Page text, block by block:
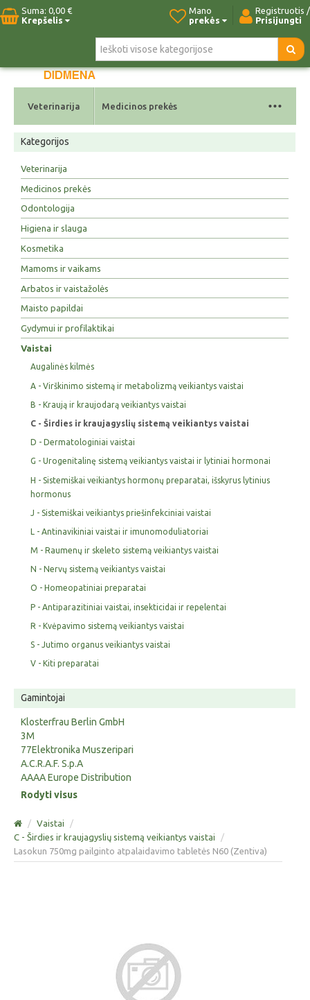
Suma: 0,00 €
Krepšelis
Registruotis /
Prisijungti
Mano
prekės
Pradžia Naujos prekės Kontaktai
Veterinarija Medicinos prekės ...
Kategorijos
Veterinarija
Medicinos prekės
Odontologija
Higiena ir slauga
Kosmetika
Mamoms ir vaikams
Arbatos ir vaistažolės
Maisto papildai
Gydymui ir profilaktikai
Vaistai
Augalinės kilmės
A - Virškinimo sistemą ir metabolizmą veikiantys vaistai
B - Kraują ir kraujodarą veikiantys vaistai
C - Širdies ir kraujagyslių sistemą veikiantys vaistai
D - Dermatologiniai vaistai
G - Urogenitalinę sistemą veikiantys vaistai ir lytiniai hormonai
H - Sistemiškai veikiantys hormonų preparatai, išskyrus lytinius
hormonus
J - Sistemiškai veikiantys priešinfekciniai vaistai
L - Antinavikiniai vaistai ir imunomoduliatoriai
M - Raumenų ir skeleto sistemą veikiantys vaistai
N - Nervų sistemą veikiantys vaistai
O - Homeopatiniai preparatai
P - Antiparazitiniai vaistai, insekticidai ir repelentai
R - Kvėpavimo sistemą veikiantys vaistai
S - Jutimo organus veikiantys vaistai
V - Kiti preparatai
Gamintojai
Klosterfrau Berlin GmbH
3M
77Elektronika Muszeripari
A.C.R.A.F. S.p.A
AAAA Europe Distribution
Rodyti visus
/ Vaistai
/
C - Širdies ir kraujagyslių sistemą veikiantys vaistai
/
Lasokun 750mg pailginto atpalaidavimo tabletės N60 (Zentiva)